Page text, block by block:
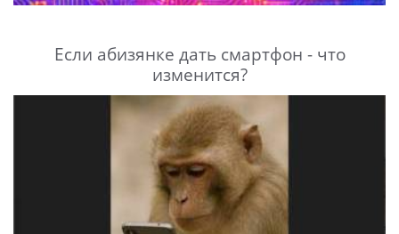
Если абизянке дать смартфон - что
изменится?